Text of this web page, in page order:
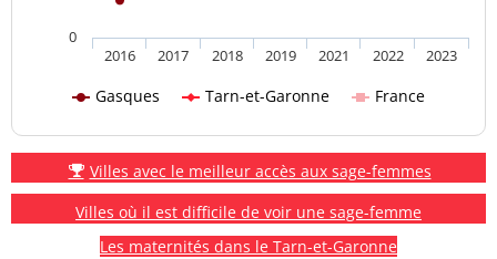
Gasques Tarn-et-Garonne France
2016 2017 2018 2019 2021 2022 2023
0
Villes avec le meilleur accès aux sage-femmes
Villes où il est difficile de voir une sage-femme
Les maternités dans le Tarn-et-Garonne